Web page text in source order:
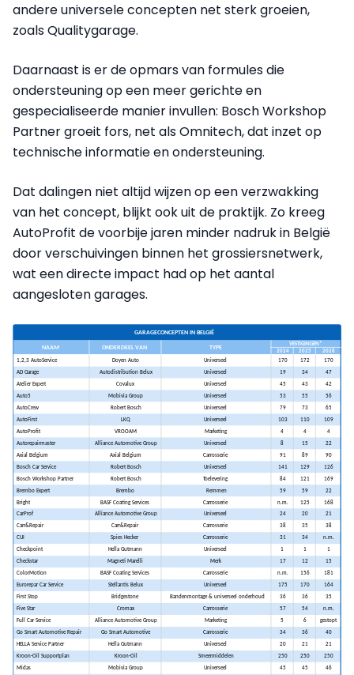
andere universele concepten net sterk groeien,
zoals Qualitygarage.
Daarnaast is er de opmars van formules die
ondersteuning op een meer gerichte en
gespecialiseerde manier invullen: Bosch Workshop
Partner groeit fors, net als Omnitech, dat inzet op
technische informatie en ondersteuning.
Dat dalingen niet altijd wijzen op een verzwakking
van het concept, blijkt ook uit de praktijk. Zo kreeg
AutoProfit de voorbije jaren minder nadruk in België
door verschuivingen binnen het grossiersnetwerk,
wat een directe impact had op het aantal
aangesloten garages.